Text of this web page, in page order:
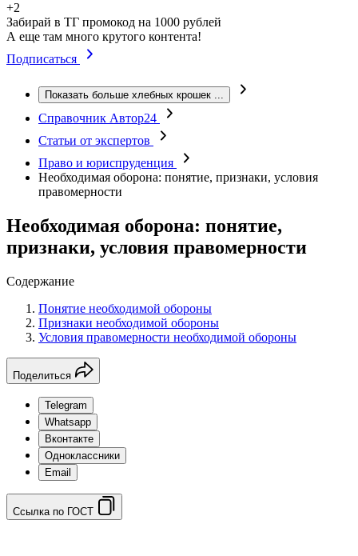
+2
Забирай в ТГ промокод на 1000 рублей
А еще там много крутого контента!
Подписаться
Показать больше хлебных крошек ...
Справочник Автор24
Статьи от экспертов
Право и юриспруденция
Необходимая оборона: понятие, признаки, условия
правомерности
Необходимая оборона: понятие,
признаки, условия правомерности
Содержание
Понятие необходимой обороны
Признаки необходимой обороны
Условия правомерности необходимой обороны
Поделиться
Telegram
Whatsapp
Вконтакте
Одноклассники
Email
Ссылка по ГОСТ